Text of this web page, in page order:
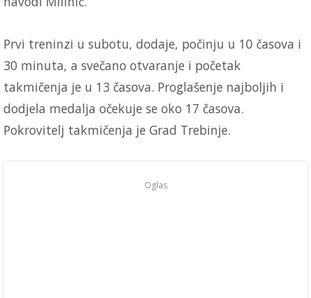
Prvi treninzi u subotu, dodaje, počinju u 10 časova i
30 minuta, a svečano otvaranje i početak
takmičenja je u 13 časova. Proglašenje najboljih i
dodjela medalja očekuje se oko 17 časova.
Pokrovitelj takmičenja je Grad Trebinje.
Oglas